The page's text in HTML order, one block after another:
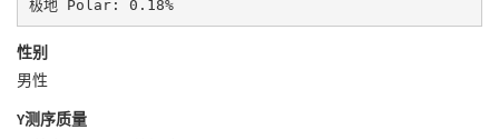
极地 Polar: 0.18%
性别
男性
Y测序质量